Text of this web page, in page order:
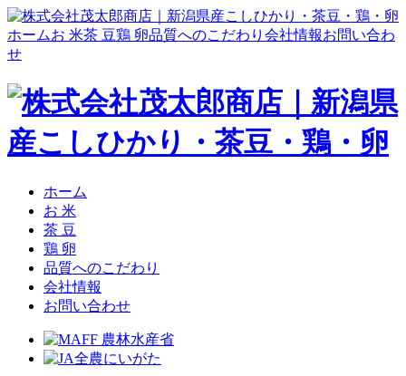
ホームお 米茶 豆鶏 卵品質へのこだわり 会社情報お問い合わ
せ
ホーム
お 米
茶 豆
鶏 卵
品質へのこだわり
会社情報
お問い合わせ